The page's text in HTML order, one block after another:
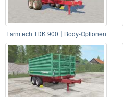
Farmtech TDK 900〡Body-Optionen